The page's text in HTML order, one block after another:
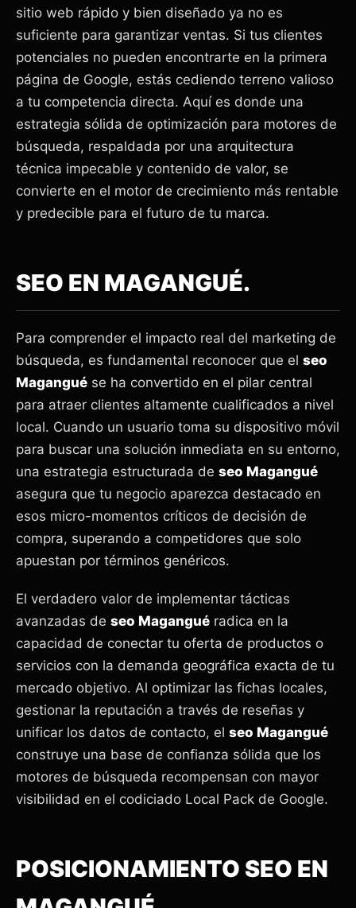
sitio web rápido y bien diseñado ya no es
suficiente para garantizar ventas. Si tus clientes
potenciales no pueden encontrarte en la primera
página de Google, estás cediendo terreno valioso
a tu competencia directa. Aquí es donde una
estrategia sólida de optimización para motores de
búsqueda, respaldada por una arquitectura
técnica impecable y contenido de valor, se
convierte en el motor de crecimiento más rentable
y predecible para el futuro de tu marca.
SEO EN MAGANGUÉ.
Para comprender el impacto real del marketing de
búsqueda, es fundamental reconocer que el seo
Magangué se ha convertido en el pilar central
para atraer clientes altamente cualificados a nivel
local. Cuando un usuario toma su dispositivo móvil
para buscar una solución inmediata en su entorno,
una estrategia estructurada de seo Magangué
asegura que tu negocio aparezca destacado en
esos micro-momentos críticos de decisión de
compra, superando a competidores que solo
apuestan por términos genéricos.
El verdadero valor de implementar tácticas
avanzadas de seo Magangué radica en la
capacidad de conectar tu oferta de productos o
servicios con la demanda geográfica exacta de tu
mercado objetivo. Al optimizar las fichas locales,
gestionar la reputación a través de reseñas y
unificar los datos de contacto, el seo Magangué
construye una base de confianza sólida que los
motores de búsqueda recompensan con mayor
visibilidad en el codiciado Local Pack de Google.
POSICIONAMIENTO SEO EN